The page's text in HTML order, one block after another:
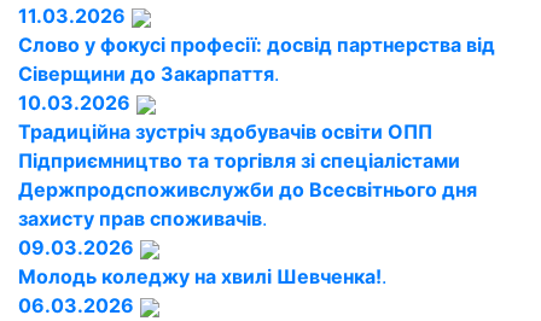
11.03.2026
Слово у фокусі професії: досвід партнерства від
Сіверщини до Закарпаття.
10.03.2026
Традиційна зустріч здобувачів освіти ОПП
Підприємництво та торгівля зі спеціалістами
Держпродспоживслужби до Всесвітнього дня
захисту прав споживачів.
09.03.2026
Молодь коледжу на хвилі Шевченка!.
06.03.2026